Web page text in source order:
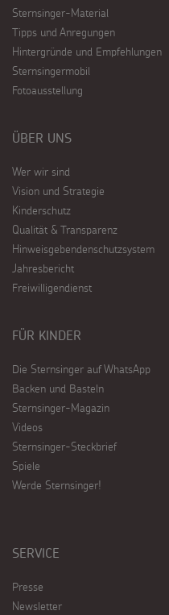
Sternsinger-Material
Tipps und Anregungen
Hintergründe und Empfehlungen
Sternsingermobil
Fotoausstellung
ÜBER UNS
Wer wir sind
Vision und Strategie
Kinderschutz
Qualität & Transparenz
Hinweisgebendenschutzsystem
Jahresbericht
Freiwilligendienst
FÜR KINDER
Die Sternsinger auf WhatsApp
Backen und Basteln
Sternsinger-Magazin
Videos
Sternsinger-Steckbrief
Spiele
Werde Sternsinger!
SERVICE
Presse
Newsletter